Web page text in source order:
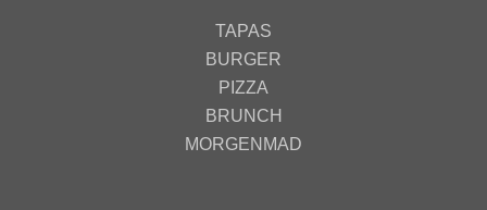
TAPAS
BURGER
PIZZA
BRUNCH
MORGENMAD